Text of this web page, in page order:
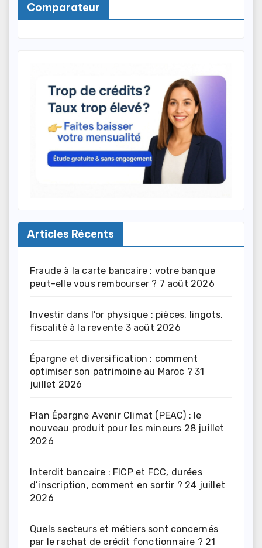
Comparateur
Articles Récents
Fraude à la carte bancaire : votre banque
peut-elle vous rembourser ? 7 août 2026
Investir dans l’or physique : pièces, lingots,
fiscalité à la revente 3 août 2026
Épargne et diversification : comment
optimiser son patrimoine au Maroc ? 31
juillet 2026
Plan Épargne Avenir Climat (PEAC) : le
nouveau produit pour les mineurs 28 juillet
2026
Interdit bancaire : FICP et FCC, durées
d’inscription, comment en sortir ? 24 juillet
2026
Quels secteurs et métiers sont concernés
par le rachat de crédit fonctionnaire ? 21